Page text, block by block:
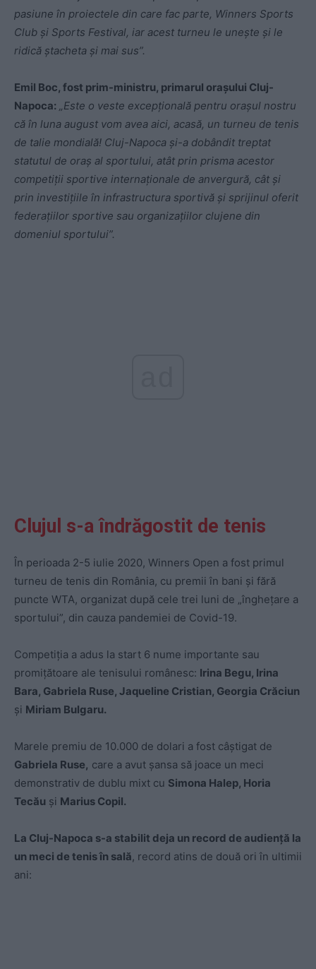
pasiune în proiectele din care fac parte, Winners Sports
Club şi Sports Festival, iar acest turneu le uneşte şi le
ridică ştacheta şi mai sus”.
Emil Boc, fost prim-ministru, primarul orașului Cluj-
Napoca: „Este o veste excepţională pentru oraşul nostru
că în luna august vom avea aici, acasă, un turneu de tenis
de talie mondială! Cluj-Napoca şi-a dobândit treptat
statutul de oraş al sportului, atât prin prisma acestor
competiţii sportive internaţionale de anvergură, cât şi
prin investiţiile în infrastructura sportivă şi sprijinul oferit
federaţiilor sportive sau organizaţiilor clujene din
domeniul sportului”.
Clujul s-a îndrăgostit de tenis
În perioada 2-5 iulie 2020, Winners Open a fost primul
turneu de tenis din România, cu premii în bani şi fără
puncte WTA, organizat după cele trei luni de „înghețare a
sportului”, din cauza pandemiei de Covid-19.
Competiţia a adus la start 6 nume importante sau
promițătoare ale tenisului românesc: Irina Begu, Irina
Bara, Gabriela Ruse, Jaqueline Cristian, Georgia Crăciun
şi Miriam Bulgaru.
Marele premiu de 10.000 de dolari a fost câștigat de
Gabriela Ruse, care a avut şansa să joace un meci
demonstrativ de dublu mixt cu Simona Halep, Horia
Tecău şi Marius Copil.
La Cluj-Napoca s-a stabilit deja un record de audienţă la
un meci de tenis în sală, record atins de două ori în ultimii
ani: